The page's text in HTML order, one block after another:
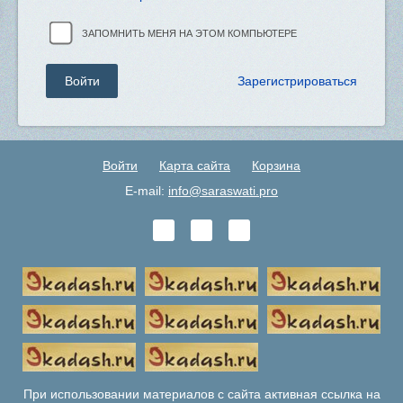
ЗАПОМНИТЬ МЕНЯ НА ЭТОМ КОМПЬЮТЕРЕ
Зарегистрироваться
Войти Карта сайта
Корзина
E-mail: info@saraswati.pro
При использовании материалов с сайта активная ссылка на